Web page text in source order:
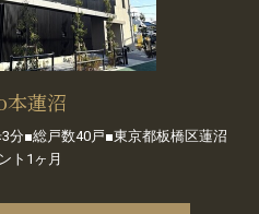
蓮沼
分■総戸数40戸■東京都板橋区蓮沼
ト1ヶ月